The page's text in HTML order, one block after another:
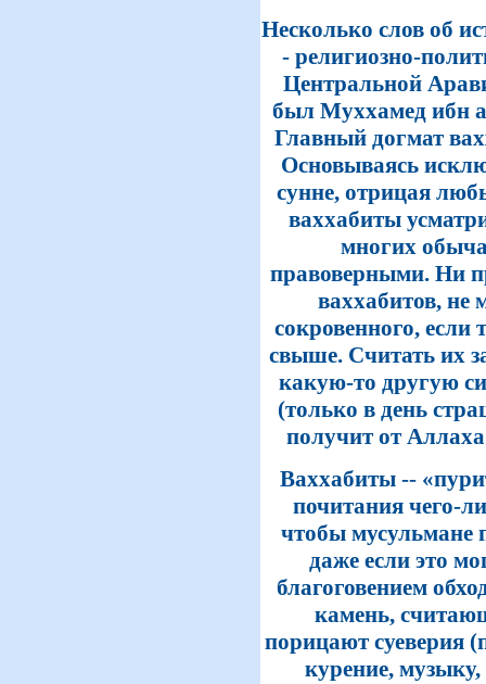
Несколько слов об
- религиозно-
Центральной
был Муххамед ибн
Главный догмат
Основываясь
сунне, отрицая
ваххабиты
многих
правоверными. Ни
ваххабитов, не
сокровенного, если
свыше. Считать их
какую-то другую
(только в день
получит от Аллаха
Ваххабиты --
почитания чего-
чтобы мусульмане
даже если это
благоговением
камень,
порицают суеверия
курение,